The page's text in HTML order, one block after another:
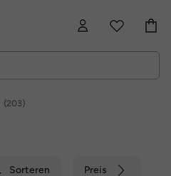
(203)
Sorteren Preis